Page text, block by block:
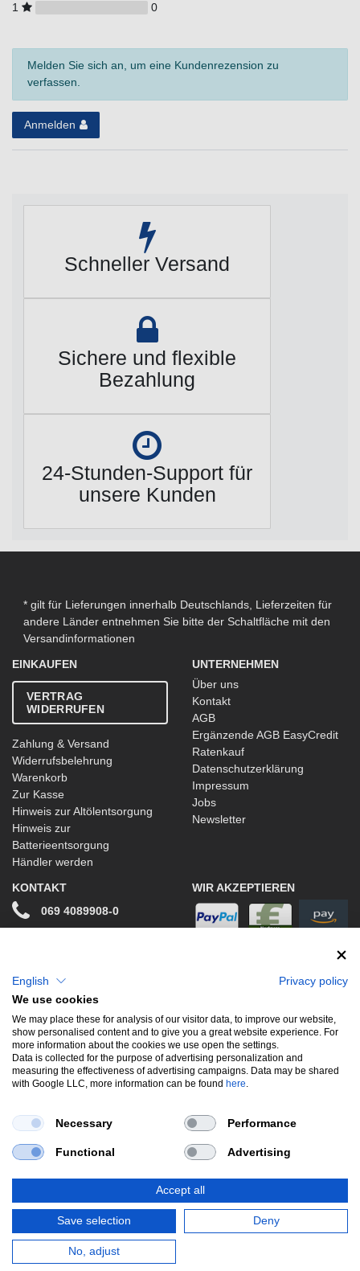
1
0
Melden Sie sich an, um eine Kundenrezension zu
verfassen.
Anmelden
Schneller Versand
Sichere und flexible
Bezahlung
24-Stunden-Support für
unsere Kunden
* gilt für Lieferungen innerhalb Deutschlands, Lieferzeiten für
andere Länder entnehmen Sie bitte der Schaltfläche mit den
Versandinformationen
EINKAUFEN
VERTRAG
WIDERRUFEN
Zahlung & Versand
Widerrufsbelehrung
Warenkorb
Zur Kasse
Hinweis zur Altölentsorgung
Hinweis zur
Batterieentsorgung
Händler werden
UNTERNEHMEN
Über uns
Kontakt
AGB
Ergänzende AGB EasyCredit
Ratenkauf
Datenschutzerklärung
Impressum
Jobs
Newsletter
KONTAKT
069 4089908-0
Facebook
Instagram
WIR AKZEPTIEREN
UNSERE BELIEBTESTEN PRODUKTE
Endschalldämpfer Bremsscheiben Carbon Style & Aerodynamik
*Alle Preise verstehen sich inkl. MwSt. zzgl.Versandkosten. Versandkostenfrei
innerhalb deutschlands. zzgl. Versandkosten.
© Copyright 2026 | Alle Rechte vorbehalten.
English
Privacy policy
We use cookies
We may place these for analysis of our visitor data, to improve our website,
show personalised content and to give you a great website experience. For
more information about the cookies we use open the settings.
Data is collected for the purpose of advertising personalization and
measuring the effectiveness of advertising campaigns. Data may be shared
with Google LLC, more information can be found here.
Necessary Performance
Functional Advertising
Accept all
Save selection Deny
No, adjust